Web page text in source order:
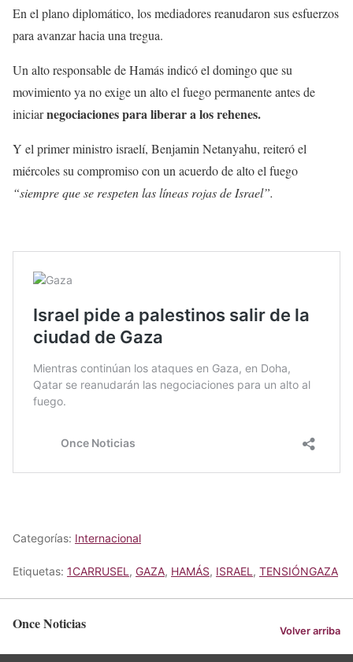
En el plano diplomático, los mediadores reanudaron sus esfuerzos
para avanzar hacia una tregua.
Un alto responsable de Hamás indicó el domingo que su
movimiento ya no exige un alto el fuego permanente antes de
iniciarnegociaciones para liberar a los rehenes.
Y el primer ministro israelí, Benjamin Netanyahu, reiteró el
miércoles su compromiso con un acuerdo de alto el fuego
“siempre que se respeten las líneas rojas de Israel”.
Categorías: Internacional
Etiquetas: 1CARRUSEL , GAZA, HAMÁS, ISRAEL , TENSIÓNGAZA
Once Noticias Volver arriba